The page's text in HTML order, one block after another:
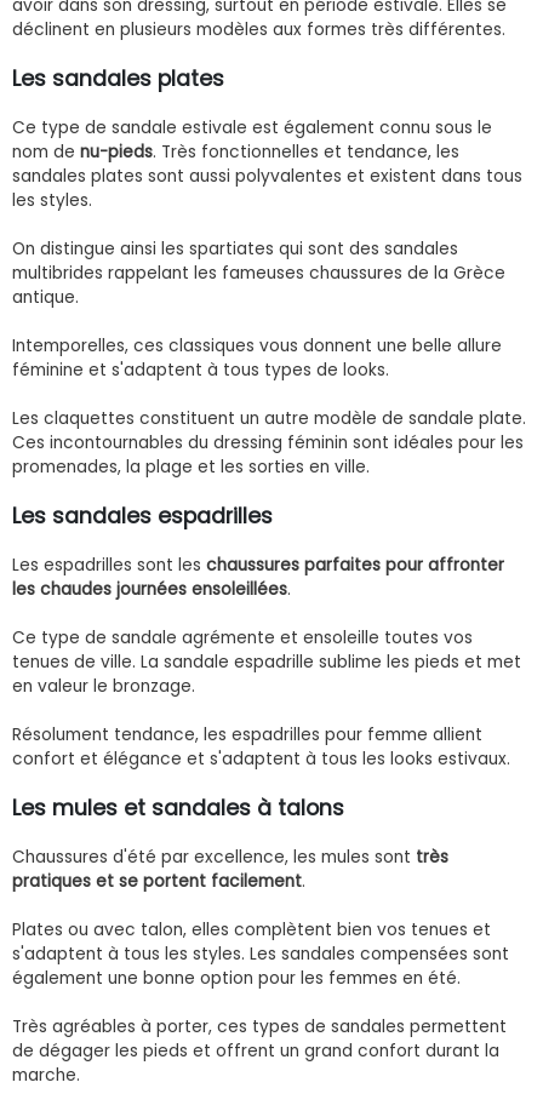
avoir dans son dressing, surtout en période estivale. Elles se
déclinent en plusieurs modèles aux formes très différentes.
Les sandales plates
Ce type de sandale estivale est également connu sous le
nom de nu-pieds. Très fonctionnelles et tendance, les
sandales plates sont aussi polyvalentes et existent dans tous
les styles.
On distingue ainsi les spartiates qui sont des sandales
multibrides rappelant les fameuses chaussures de la Grèce
antique.
Intemporelles, ces classiques vous donnent une belle allure
féminine et s'adaptent à tous types de looks.
Les claquettes constituent un autre modèle de sandale plate.
Ces incontournables du dressing féminin sont idéales pour les
promenades, la plage et les sorties en ville.
Les sandales espadrilles
Les espadrilles sont les chaussures parfaites pour affronter
les chaudes journées ensoleillées.
Ce type de sandale agrémente et ensoleille toutes vos
tenues de ville. La sandale espadrille sublime les pieds et met
en valeur le bronzage.
Résolument tendance, les espadrilles pour femme allient
confort et élégance et s'adaptent à tous les looks estivaux.
Les mules et sandales à talons
Chaussures d'été par excellence, les mules sont très
pratiques et se portent facilement.
Plates ou avec talon, elles complètent bien vos tenues et
s'adaptent à tous les styles. Les sandales compensées sont
également une bonne option pour les femmes en été.
Très agréables à porter, ces types de sandales permettent
de dégager les pieds et offrent un grand confort durant la
marche.